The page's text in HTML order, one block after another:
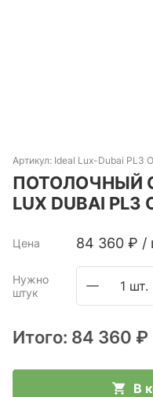
Артикул: Ideal Lux-Dubai PL3
ПОТОЛОЧНЫЙ
LUX DUBAI PL3
Цена 84 360 ₽ /
Нужно
штук
1 шт.
Итого: 84 360 ₽
В